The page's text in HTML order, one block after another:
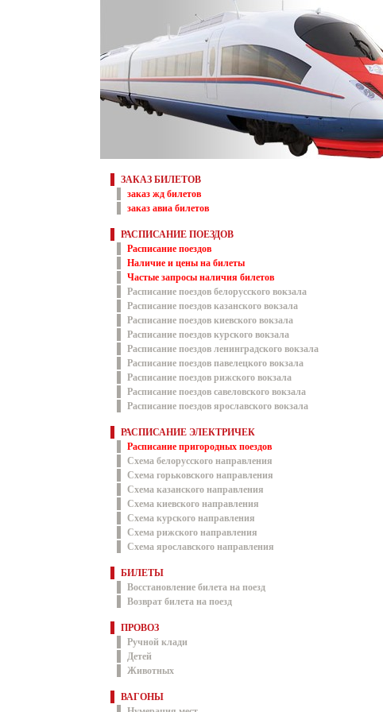
ЗАКАЗ БИЛЕТОВ
заказ жд билетов
заказ авиа билетов
РАСПИСАНИЕ ПОЕЗДОВ
Расписание поездов
Наличие и цены на билеты
Частые запросы наличия билетов
Расписание поездов белорусского вокзала
Расписание поездов казанского вокзала
Расписание поездов киевского вокзала
Расписание поездов курского вокзала
Расписание поездов ленинградского вокзала
Расписание поездов павелецкого вокзала
Расписание поездов рижского вокзала
Расписание поездов савеловского вокзала
Расписание поездов ярославского вокзала
РАСПИСАНИЕ ЭЛЕКТРИЧЕК
Расписание пригородных поездов
Схема белорусского направления
Схема горьковского направления
Схема казанского направления
Схема киевского направления
Схема курского направления
Схема рижского направления
Схема ярославского направления
БИЛЕТЫ
Восстановление билета на поезд
Возврат билета на поезд
ПРОВОЗ
Ручной клади
Детей
Животных
ВАГОНЫ